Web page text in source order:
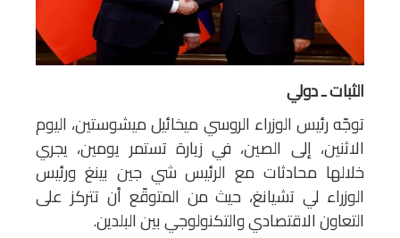
الثبات ـ دولي
توجّه رئيس الوزراء الروسي ميخائيل ميشوستين، اليوم
الاثنين، إلى الصين، في زيارة تستمر يومين، يجري
خلالها محادثات مع الرئيس شي جين بينغ ورئيس
الوزراء لي تشيانغ، حيث من المتوقّع أن تتركز على
التعاون الاقتصادي والتكنولوجي بين البلدين.